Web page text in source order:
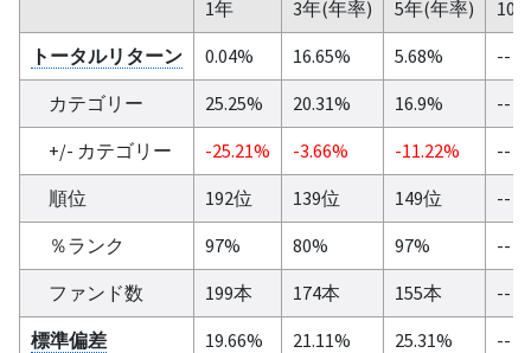
1年 3年(年率) 5年(年率)
10
トータルリターン
0.04% 16.65% 5.68%
--
カテゴリー
25.25% 20.31% 16.9%
--
+/- カテゴリー
-25.21% -3.66% -11.22%
--
順位
192位 139位 149位
--
％ランク
97% 80% 97%
--
ファンド数
199本 174本 155本
--
標準偏差
19.66% 21.11% 25.31%
--